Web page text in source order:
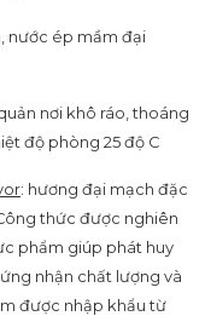
nước ép mầm đại
nơi khô ráo, thoáng
độ phòng 25 độ C
: hương đại mạch đặc
thức được nghiên
phẩm giúp phát huy
nhận chất lượng và
được nhập khẩu từ